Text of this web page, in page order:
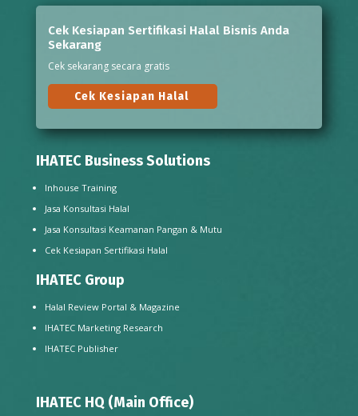
Cek Kesiapan Sertifikasi Halal Bisnis Anda
Sekarang
Cek sekarang secara gratis
Cek Kesiapan Halal
IHATEC Business Solutions
Inhouse Training
Jasa Konsultasi Halal
Jasa Konsultasi Keamanan Pangan & Mutu
Cek Kesiapan Sertifikasi Halal
IHATEC Group
Halal Review Portal & Magazine
IHATEC Marketing Research
IHATEC Publisher
IHATEC HQ (Main Office)